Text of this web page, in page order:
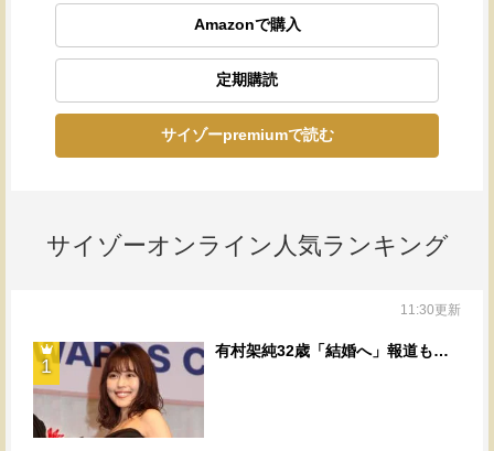
Amazonで購入
定期購読
サイゾーpremiumで読む
サイゾーオンライン人気ランキング
11:30更新
1
有村架純32歳「結婚へ」報道も…